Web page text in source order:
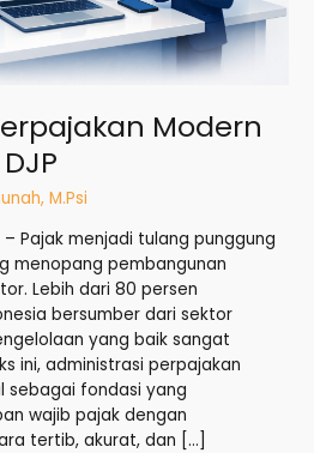
Modern
M.Psi
– Pajak menjadi tulang punggung
menopang pembangunan
Lebih dari 80 persen
bersumber dari sektor
yang baik sangat
ini, administrasi perpajakan
sebagai fondasi yang
wajib pajak dengan
tertib, akurat, dan […]